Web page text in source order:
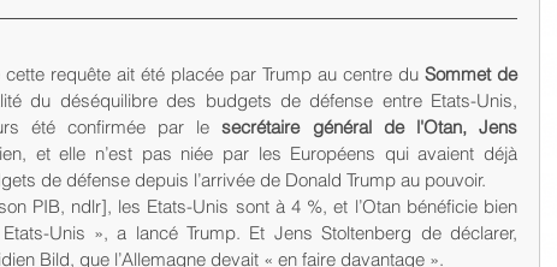
requête ait été placée par Trump au centre du Sommet de
du déséquilibre des budgets de défense entre Etats-Unis,
été confirmée par le secrétaire général de l'Otan, Jens
et elle n’est pas niée par les Européens qui avaient déjà
de défense depuis l’arrivée de Donald Trump au pouvoir.
Etats-Unis », a lancé Trump. Et Jens Stoltenberg de déclarer,
Bild, que l’Allemagne devait « en faire davantage ».